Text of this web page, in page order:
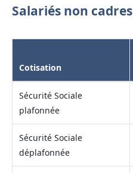
Salariés non cadres
Cotisation
Sécurité Sociale
plafonnée
Sécurité Sociale
déplafonnée